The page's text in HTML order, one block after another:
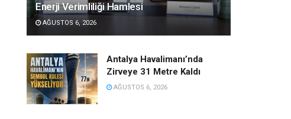
Enerji Verimliliği Hamlesi
AĞUSTOS 6, 2026
Antalya Havalimanı’nda
Zirveye 31 Metre Kaldı
AĞUSTOS 6, 2026